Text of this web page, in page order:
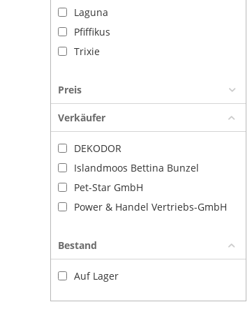
Laguna
Pfiffikus
Trixie
Preis
Verkäufer
DEKODOR
Islandmoos Bettina Bunzel
Pet-Star GmbH
Power & Handel Vertriebs-GmbH
Bestand
Auf Lager